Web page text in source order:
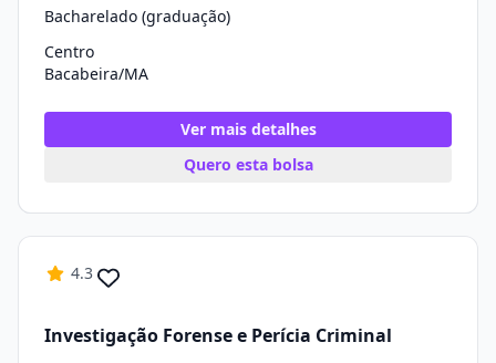
Bacharelado (graduação)
Centro
Bacabeira/MA
Ver mais detalhes
Quero esta bolsa
4.3
Investigação Forense e Perícia Criminal